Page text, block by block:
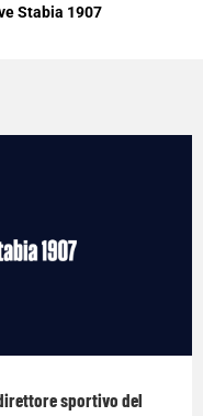
Stabia 1907
sportivo del